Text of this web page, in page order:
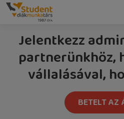
Jelentkezz
partnerünkhöz,
vállalásával,
BETELT AZ